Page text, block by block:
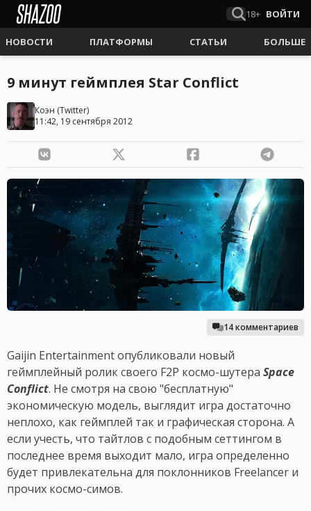
18+ ВОЙТИ
НОВОСТИ ПЛАТФОРМЫ СТАТЬИ БОЛЬШЕ
9 минут геймплея Star Conflict
Коэн (Twitter)
11:42, 19 сентября 2012
14 комментариев
Gaijin Entertainment опубликовали новый
геймплейный ролик своего F2P космо-шутера Space
Conflict. Не смотря на свою "бесплатную"
экономическую модель, выглядит игра достаточно
неплохо, как геймплей так и графическая сторона. А
если учесть, что тайтлов с подобным сеттингом в
последнее время выходит мало, игра определенно
будет привлекательна для поклонников Freelancer и
прочих космо-симов.